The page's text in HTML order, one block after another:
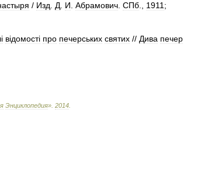
/ Изд Д И Абрамович СПб 1911 ;
вiдомостi про печерських святих // Дива печер
Энциклопедия» 2014